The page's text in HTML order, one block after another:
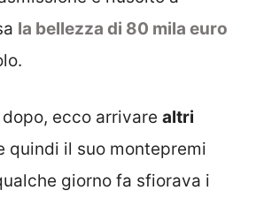
la bellezza di 80 mila euro
ecco arrivare altri
quindi il suo montepremi
giorno fa sfiorava i